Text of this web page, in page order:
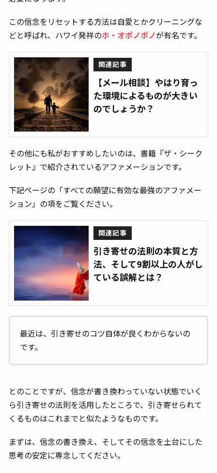
この信念をリセットする方法は自愛とかクリーニングな
どと呼ばれ、ハワイ発祥のホ・オポノポノが有名です。
関連記事
【メール相談】やはり育っ
た環境によるものが大きい
のでしょうか？
その他にも私がおすすめしたいのは、書籍『ザ・シーク
レット』で紹介されているアファメーションです。
下記ページの「すべての願望に有効な最強のアファメー
ション」の項をご覧ください。
関連記事
引き寄せの法則の本質と方
法、そして9割以上の人がし
ている誤解とは？
最近は、引き寄せのコツ自体が良くわからないの
です。
とのことですが、信念が書き換わっていない状態でいく
ら引き寄せの法則を活用したところで、引き寄せられて
くるものはこれまでと似たようなものです。
まずは、 信念の書き換え、そしてその信念を土台にした
思考の安定に専念してください。